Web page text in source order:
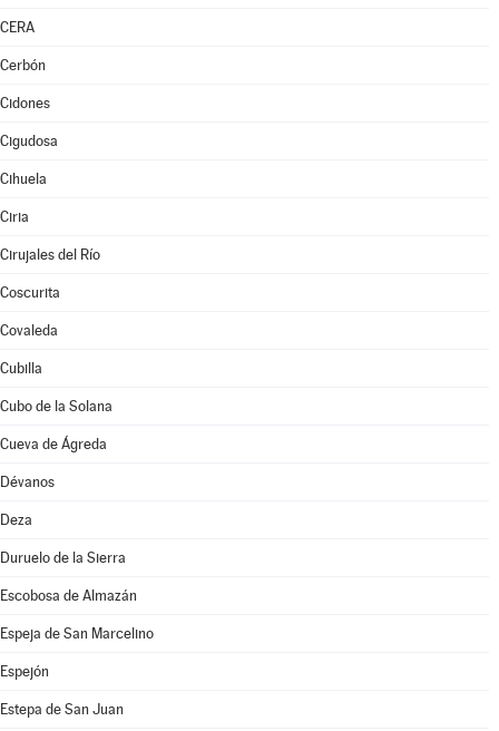
CERA
Cerbón
Cidones
Cigudosa
Cihuela
Ciria
Cirujales del Río
Coscurita
Covaleda
Cubilla
Cubo de la Solana
Cueva de Ágreda
Dévanos
Deza
Duruelo de la Sierra
Escobosa de Almazán
Espeja de San Marcelino
Espejón
Estepa de San Juan